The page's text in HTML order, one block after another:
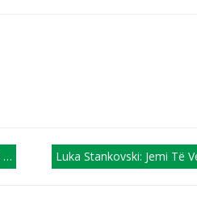
Luka Stankovski: Jemi Të Vetëdijshëm Për